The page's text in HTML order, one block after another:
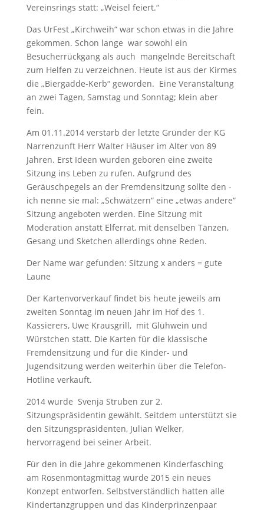
Vereinsrings statt: „Weisel feiert.“
Das UrFest „Kirchweih“ war schon etwas in die Jahre
gekommen. Schon lange war sowohl ein
Besucherrückgang als auch mangelnde Bereitschaft
zum Helfen zu verzeichnen. Heute ist aus der Kirmes
die „Biergadde-Kerb“ geworden. Eine Veranstaltung
an zwei Tagen, Samstag und Sonntag; klein aber
fein.
Am 01.11.2014 verstarb der letzte Gründer der KG
Narrenzunft Herr Walter Häuser im Alter von 89
Jahren. Erst Ideen wurden geboren eine zweite
Sitzung ins Leben zu rufen. Aufgrund des
Geräuschpegels an der Fremdensitzung sollte den -
ich nenne sie mal: „Schwätzern“ eine „etwas andere“
Sitzung angeboten werden. Eine Sitzung mit
Moderation anstatt Elferrat, mit denselben Tänzen,
Gesang und Sketchen allerdings ohne Reden.
Der Name war gefunden: Sitzung x anders = gute
Laune
Der Kartenvorverkauf findet bis heute jeweils am
zweiten Sonntag im neuen Jahr im Hof des 1.
Kassierers, Uwe Krausgrill, mit Glühwein und
Würstchen statt. Die Karten für die klassische
Fremdensitzung und für die Kinder- und
Jugendsitzung werden weiterhin über die Telefon-
Hotline verkauft.
2014 wurde Svenja Struben zur 2.
Sitzungspräsidentin gewählt. Seitdem unterstützt sie
den Sitzungspräsidenten, Julian Welker,
hervorragend bei seiner Arbeit.
Für den in die Jahre gekommenen Kinderfasching
am Rosenmontagmittag wurde 2015 ein neues
Konzept entworfen. Selbstverständlich hatten alle
Kindertanzgruppen und das Kinderprinzenpaar